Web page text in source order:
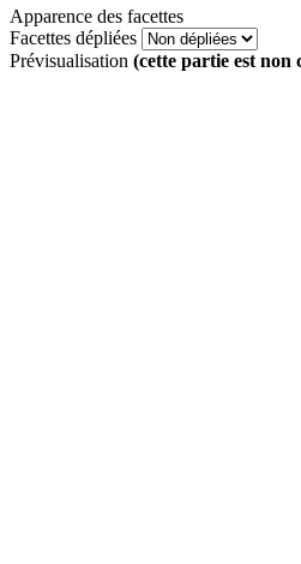
Apparence des facettes
Facettes dépliées
Prévisualisation (cette partie est non